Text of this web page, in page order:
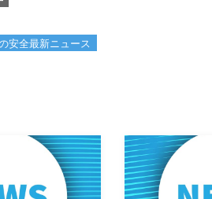
安全最新ニュース